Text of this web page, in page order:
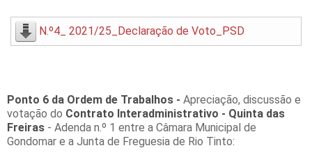
N.º4_ 2021/25_Declaração de Voto_PSD
Ponto 6 da Ordem de Trabalhos - Apreciação, discussão e
votação do Contrato Interadministrativo - Quinta das
Freiras - Adenda n.º 1 entre a Câmara Municipal de
Gondomar e a Junta de Freguesia de Rio Tinto: